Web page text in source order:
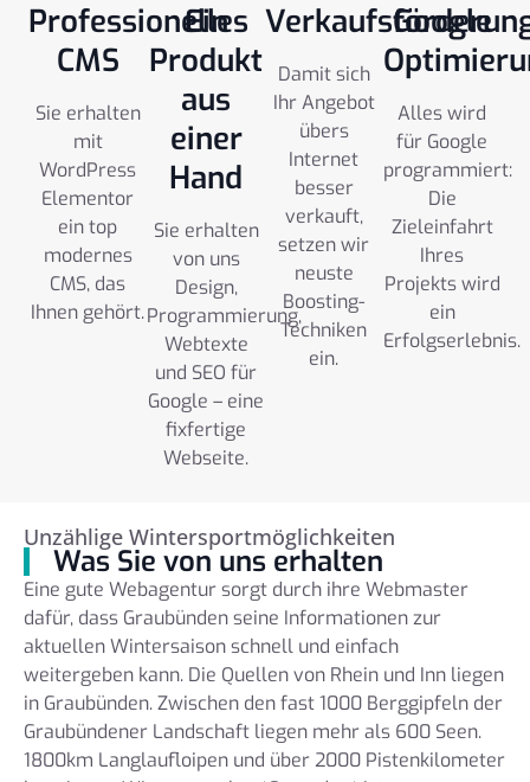
Professionelles
CMS
Sie erhalten
mit
WordPress
Elementor
ein top
modernes
CMS, das
Ihnen gehört.
Ein
Produkt
aus
einer
Hand
Sie erhalten
von uns
Design,
Programmierung,
Webtexte
und SEO für
Google – eine
fixfertige
Webseite.
Damit sich
Ihr Angebot
übers
Internet
besser
verkauft,
setzen wir
neuste
Boosting-
Techniken
ein.
Google
Alles wird
für Google
programmiert:
Die
Zieleinfahrt
Ihres
Projekts wird
ein
Erfolgserlebnis.
Unzählige Wintersportmöglichkeiten
Was Sie von uns erhalten
Eine gute Webagentur sorgt durch ihre Webmaster
dafür, dass Graubünden seine Informationen zur
aktuellen Wintersaison schnell und einfach
weitergeben kann. Die Quellen von Rhein und Inn liegen
in Graubünden. Zwischen den fast 1000 Berggipfeln der
Graubündener Landschaft liegen mehr als 600 Seen.
1800km Langlaufloipen und über 2000 Pistenkilometer